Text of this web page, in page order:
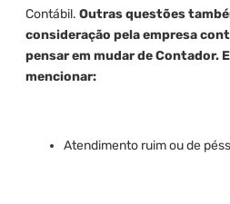
Contábil. Outras questões
consideração pela empresa
pensar em mudar de Contador.
mencionar:
Atendimento ruim ou de